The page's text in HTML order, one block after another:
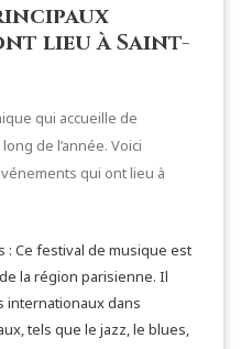
lieu à Saint-
qui accueille de
de l’année. Voici
qui ont lieu à
: Ce festival de musique est
la région parisienne. Il
internationaux dans
tels que le jazz, le blues,